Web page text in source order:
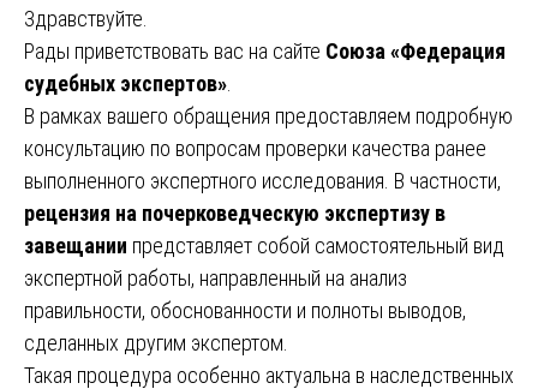
Здравствуйте.
Рады приветствовать вас на сайте Союза «Федерация
судебных экспертов»
В рамках вашего обращения предоставляем подробную
консультацию по вопросам проверки качества ранее
выполненного экспертного исследования. В частности,
рецензия на почерковедческую экспертизу в
завещании представляет собой самостоятельный вид
экспертной работы, направленный на анализ
правильности, обоснованности и полноты выводов,
сделанных другим экспертом.
Такая процедура особенно актуальна в наследственных